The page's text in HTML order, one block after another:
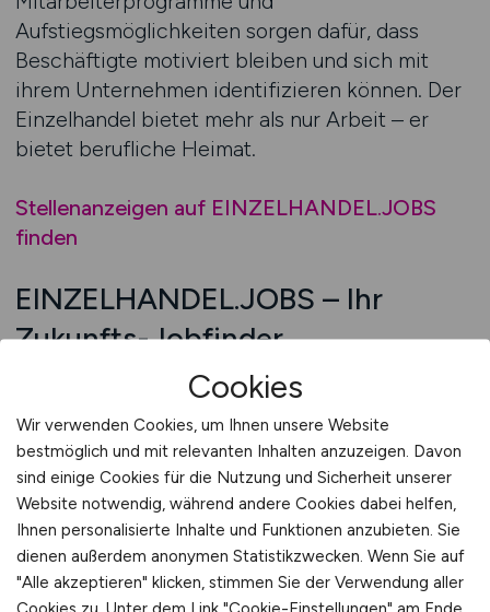
Aufstiegsmöglichkeiten sorgen dafür, dass
Beschäftigte motiviert bleiben und sich mit
ihrem Unternehmen identifizieren können. Der
Einzelhandel bietet mehr als nur Arbeit – er
bietet berufliche Heimat.
Stellenanzeigen auf EINZELHANDEL.JOBS
finden
EINZELHANDEL.JOBS – Ihr
Zukunfts-Jobfinder
Der Weg in eine erfolgreiche Zukunft im
Der Zukunfts-Jobfinder auf
EINZELHANDEL.JOBS unterstützt
Bewerberinnen und Bewerber dabei, die
passenden Stellen zu finden – schnell, gezielt
und zuverlässig. Durch intelligente
Filterfunktionen und aktuelle Veröffentlichungen
Cookies
Wir verwenden Cookies, um Ihnen unsere Website
bestmöglich und mit relevanten Inhalten anzuzeigen. Davon
sind einige Cookies für die Nutzung und Sicherheit unserer
Website notwendig, während andere Cookies dabei helfen,
Ihnen personalisierte Inhalte und Funktionen anzubieten. Sie
dienen außerdem anonymen Statistikzwecken. Wenn Sie auf
"Alle akzeptieren" klicken, stimmen Sie der Verwendung aller